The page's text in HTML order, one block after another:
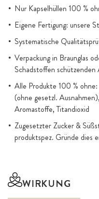
Nur Kapselhüllen 100 %
Eigene Fertigung: unsere
Systematische
Verpackung in Braunglas
Schadstoffen
Alle Produkte 100 %
(ohne gesetzl.
Aromastoffe, Titandioxid
Zugesetzter Zucker &
produktspez. Gründe dies
WIRKUNG